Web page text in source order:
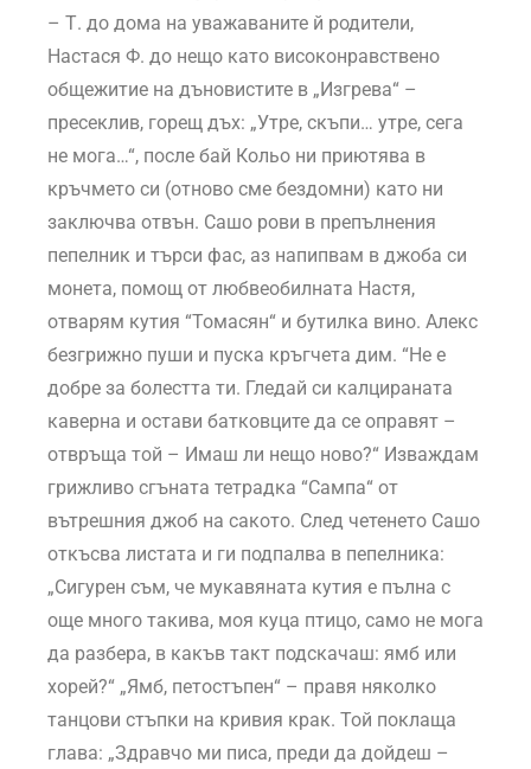
– Т. до дома на уважаваните й родители,
Настася Ф. до нещо като високонравствено
общежитие на дъновистите в „Изгрева“ –
пресеклив, горещ дъх: „Утре, скъпи… утре, сега
не мога…“, после бай Кольо ни приютява в
кръчмето си (отново сме бездомни) като ни
заключва отвън. Сашо рови в препълнения
пепелник и търси фас, аз напипвам в джоба си
монета, помощ от любвеобилната Настя,
отварям кутия “Томасян“ и бутилка вино. Алекс
безгрижно пуши и пуска кръгчета дим. “Не е
добре за болестта ти. Гледай си калцираната
каверна и остави батковците да се оправят –
отвръща той – Имаш ли нещо ново?“ Изваждам
грижливо сгъната тетрадка “Сампа“ от
вътрешния джоб на сакото. След четенето Сашо
откъсва листата и ги подпалва в пепелника:
„Сигурен съм, че мукавяната кутия е пълна с
още много такива, моя куца птицо, само не мога
да разбера, в какъв такт подскачаш: ямб или
хорей?“ „Ямб, петостъпен“ – правя няколко
танцови стъпки на кривия крак. Той поклаща
глава: „Здравчо ми писа, преди да дойдеш –